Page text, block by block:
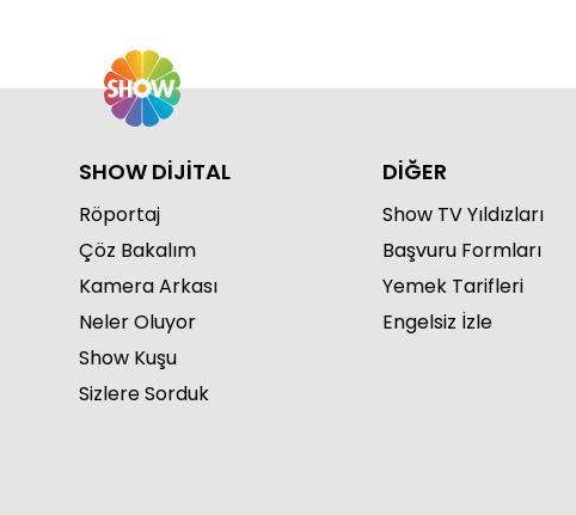
SHOW DİJİTAL
Röportaj
Çöz Bakalım
Kamera Arkası
Neler Oluyor
Show Kuşu
Sizlere Sorduk
DİĞER
Show TV Yıldızları
Başvuru Formları
Yemek Tarifleri
Engelsiz İzle